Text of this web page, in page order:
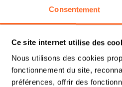
Consentement
Ce site internet utilise des
Nous utilisons des cookies
fonctionnement du site,
préférences, offrir des